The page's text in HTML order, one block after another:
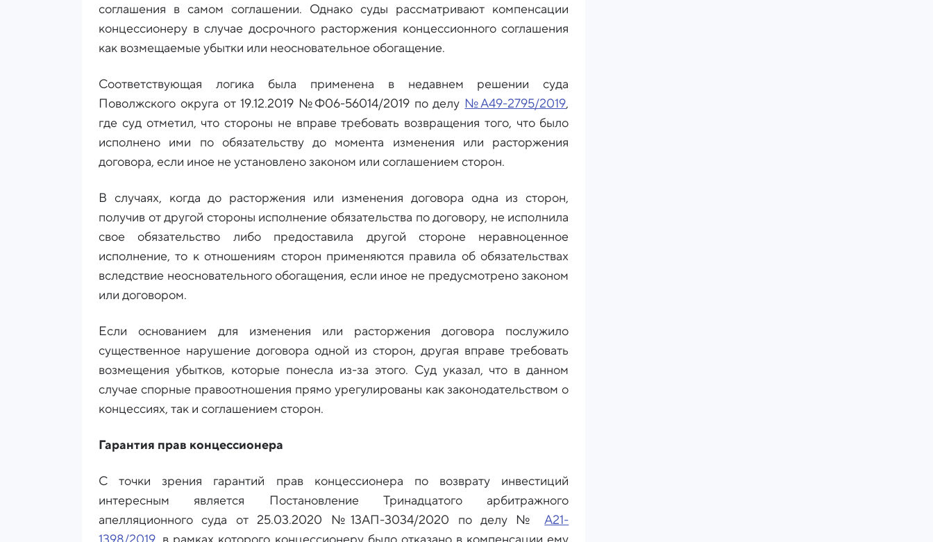
соглашения в самом соглашении. Однако суды рассматривают компенсации
концессионеру в случае досрочного расторжения концессионного соглашения
как возмещаемые убытки или неосновательное обогащение.
Соответствующая логика была применена в недавнем решении суда
Поволжского округа от 19.12.2019 №Ф06-56014/2019 по делу №А49-2795/2019,
где суд отметил, что стороны не вправе требовать возвращения того, что было
исполнено ими по обязательству до момента изменения или расторжения
договора, если иное не установлено законом или соглашением сторон.
В случаях, когда до расторжения или изменения договора одна из сторон,
получив от другой стороны исполнение обязательства по договору, не исполнила
свое обязательство либо предоставила другой стороне неравноценное
исполнение, то к отношениям сторон применяются правила об обязательствах
вследствие неосновательного обогащения, если иное не предусмотрено законом
или договором.
Если основанием для изменения или расторжения договора послужило
существенное нарушение договора одной из сторон, другая вправе требовать
возмещения убытков, которые понесла из-за этого. Суд указал, что в данном
случае спорные правоотношения прямо урегулированы как законодательством о
концессиях, так и соглашением сторон.
Гарантия прав концессионера
С точки зрения гарантий прав концессионера по возврату инвестиций
интересным является Постановление Тринадцатого арбитражного
апелляционного суда от 25.03.2020 №13АП-3034/2020 по делу №А21-